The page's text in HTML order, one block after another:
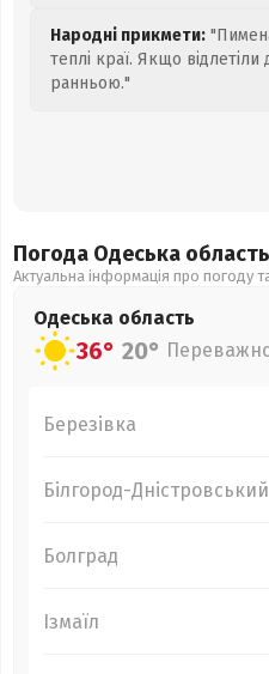
Народні прикмети:
теплі краї. Якщо
ранньою."
Погода Одеська область
Актуальна інформація про погоду
Одеська область
36° 20°
Березівка
Білгород-Дністровський
Болград
Ізмаїл